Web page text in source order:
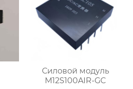
Силовой модуль
M12S100AIR-GC